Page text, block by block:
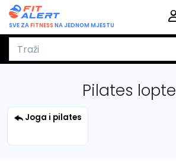
SVE ZAFITNESS NA JEDNOM MJESTU
Pilates lopte
Joga i pilates